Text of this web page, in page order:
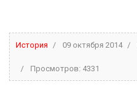
История 09 октября 2014
Просмотров: 4331